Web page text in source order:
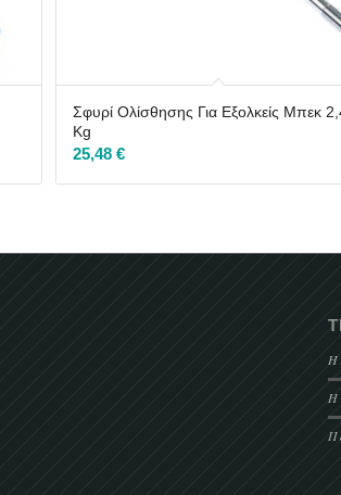
Σφυρί Ολίσθησης Για Εξολκείς Μπεκ
Kg
25,48€
Η
Η